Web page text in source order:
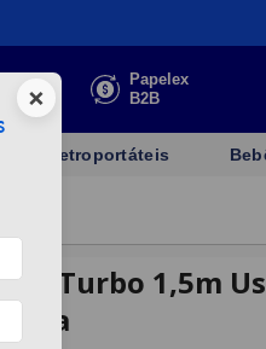
Faça sua
cotação
Papelex
B2B
Eletroportáteis
Turbo 1,5m
×